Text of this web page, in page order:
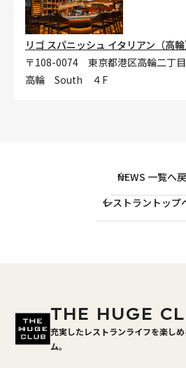
リゴ スパニッシュ イタリアン（高輪
〒108-0074 東京都港区高輪二丁
高輪 South ４F
NEWS 一覧へ
レストラントップ
THE HUGE
充実したレストランライフを楽し
ム。